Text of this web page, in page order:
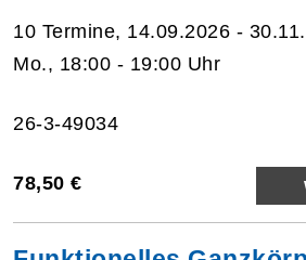
10 Termine, 14.09.2026 -
Mo., 18:00 - 19:00 Uhr
26-3-49034
78,50 €